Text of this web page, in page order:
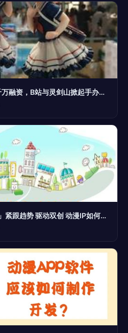
从小众到大众 Actoys获千万融资，B站与灵剑山掀起手办新浪潮
「二次元经济沙龙第13期」紧跟趋势 驱动双创 动漫IP如何引爆特色小镇开发与动漫产业新蓝海